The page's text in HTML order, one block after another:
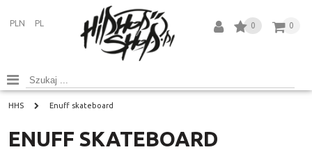
PLN PL 0
0
HHS Enuff skateboard
ENUFF SKATEBOARD